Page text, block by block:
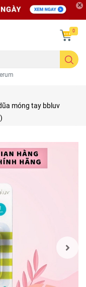
0
móng tay bbluv